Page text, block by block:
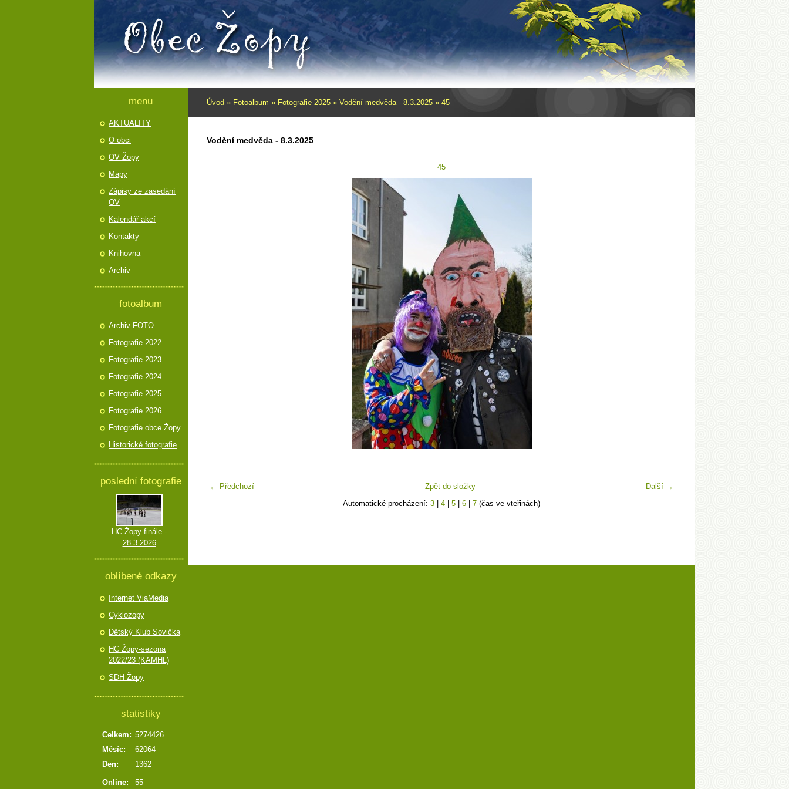
Úvod » Fotoalbum » Fotografie 2025 » Vodění medvěda - 8.3.2025 » 45
Vodění medvěda - 8.3.2025
45
← Předchozí Další →
Zpět do složky
Automatické procházení: 3 4 5 6 7 (čas ve vteřinách)
menu
AKTUALITY
O obci
OV Žopy
Mapy
Zápisy ze zasedání
OV
Kalendář akcí
Kontakty
Knihovna
Archiv
fotoalbum
Archiv FOTO
Fotografie 2022
Fotografie 2023
Fotografie 2024
Fotografie 2025
Fotografie 2026
Fotografie obce Žopy
Historické fotografie
poslední fotografie
HC Žopy finále -
28.3.2026
oblíbené odkazy
Internet ViaMedia
Cyklozopy
Dětský Klub Sovička
HC Žopy-sezona
2022/23 (KAMHL)
SDH Žopy
statistiky
Online: 55
Celkem: 5274426
Měsíc:
62064
Den:
1362